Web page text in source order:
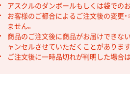
アスクルのダンボールもしくは袋での
お客様のご都合によるご注文後の変更・
ません。
商品のご注文後に商品がお届けできな
ャンセルさせていただくことがあります
ご注文後に一時品切れが判明した場合